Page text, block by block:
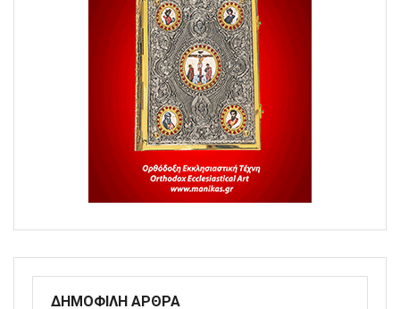
ΔΗΜΟΦΙΛΗ ΑΡΘΡΑ